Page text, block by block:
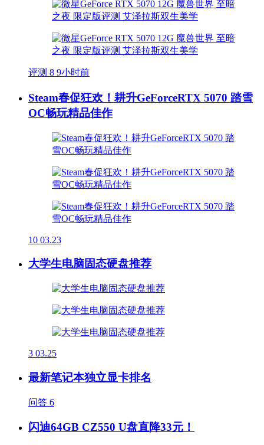
评测 8 9小时前
Steam春促狂欢！耕升GeForceRTX 5070 踏雪
OC畅玩精品佳作
10 03.23
大学生电脑固态硬盘推荐
3 03.25
最新笔记本独立显卡排名
问答 6
闪迪64GB CZ550 U盘直降33元！